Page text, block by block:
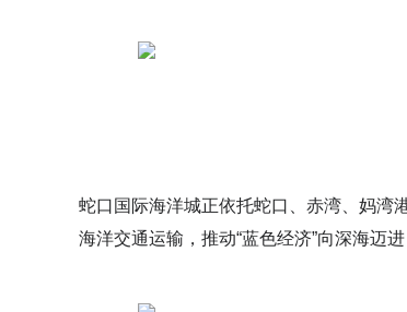
蛇口国际海洋城正依托蛇口、赤湾、妈湾
海洋交通运输，推动“蓝色经济”向深海迈